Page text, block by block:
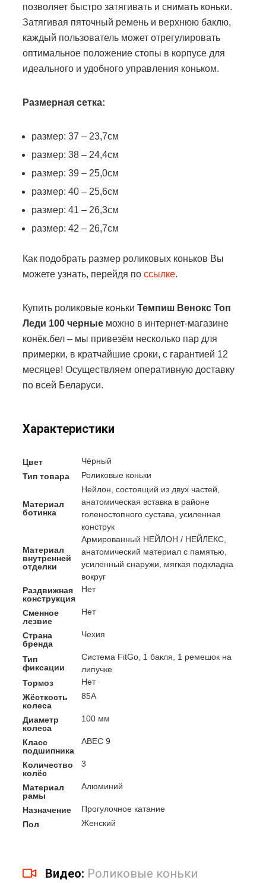
позволяет быстро затягивать и снимать коньки.
Затягивая пяточный ремень и верхнюю баклю,
каждый пользователь может отрегулировать
оптимальное положение стопы в корпусе для
идеального и удобного управления коньком.
Размерная сетка:
размер: 37 – 23,7см
размер: 38 – 24,4см
размер: 39 – 25,0см
размер: 40 – 25,6см
размер: 41 – 26,3см
размер: 42 – 26,7см
Как подобрать размер роликовых коньков Вы
можете узнать, перейдя по ссылке.
Купить роликовые коньки Темпиш Венокс Топ
Леди 100 черныеможно в интернет-магазине
конёк.бел – мы привезём несколько пар для
примерки, в кратчайшие сроки, с гарантией 12
месяцев! Осуществляем оперативную доставку
по всей Беларуси.
Характеристики
Цвет
Чёрный
Тип товара
Роликовые коньки
Материал
ботинка
Нейлон, состоящий из двух частей,
анатомическая вставка в районе
голеностопного сустава, усиленная
конструк
Материал
внутренней
отделки
Армированный НЕЙЛОН / НЕЙЛЕКС,
анатомический материал с памятью,
усиленный снаружи, мягкая подкладка
вокруг
Раздвижная
конструкция
Нет
Сменное
лезвие
Нет
Страна
бренда
Чехия
Тип
фиксации
Система FitGo, 1 бакля, 1 ремешок на
липучке
Тормоз
Нет
Жёсткость
колеса
85A
Диаметр
колеса
100 мм
Класс
подшипника
ABEC 9
Количество
колёс
3
Материал
рамы
Алюминий
Назначение
Прогулочное катание
Пол
Женский
Видео: Роликовые коньки